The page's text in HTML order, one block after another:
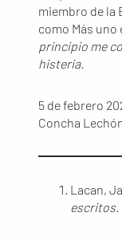
miembro de la
como Más
principio me
histeria.
5 de febrero
Concha
Lacan,
escritos.